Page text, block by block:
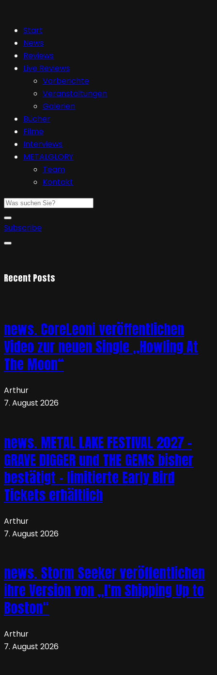
Start
News
Reviews
Live Reviews
Vorberichte
Veranstaltungen
Galerien
Bücher
Filme
Interviews
METALGLORY
Team
Kontakt
Subscribe
Recent Posts
news. CoreLeoni veröffentlichen
Video zur neuen Single „Howling At
The Moon“
Arthur
7. August 2026
news. METAL LAKE FESTIVAL 2027 –
GRAVE DIGGER und THE GEMS bisher
bestätigt – limitierte Early Bird
Tickets erhältlich
Arthur
7. August 2026
news. Storm Seeker veröffentlichen
ihre Version von „I’m Shipping Up to
Boston“
Arthur
7. August 2026